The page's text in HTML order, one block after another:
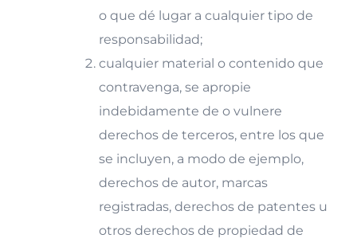
o que dé lugar a cualquier tipo de
responsabilidad;
cualquier material o contenido que
contravenga, se apropie
indebidamente de o vulnere
derechos de terceros, entre los que
se incluyen, a modo de ejemplo,
derechos de autor, marcas
registradas, derechos de patentes u
otros derechos de propiedad de